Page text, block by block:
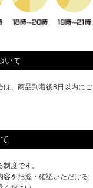
いて
は、商品到着後8日以内にご
度です。
容を把握・確認いただける